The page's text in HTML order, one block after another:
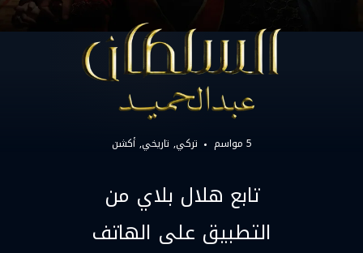
5 مواسم تركي تاريخي أكشن
تابع هلال بلاي من
التطبيق على الهاتف